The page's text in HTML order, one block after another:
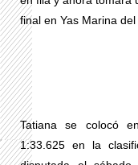
final en Yas Marina
Tatiana se colocó
1:33.625 en la